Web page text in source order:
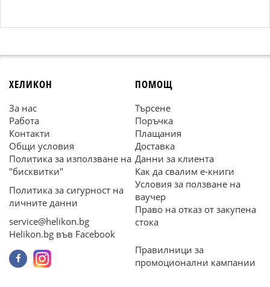
ХЕЛИКОН
За нас
Работа
Контакти
Общи условия
Политика за използване на
"бисквитки"
Политика за сигурност на
личните данни
service@helikon.bg
Helikon.bg във Facebook
ПОМОЩ
Търсене
Поръчка
Плащания
Доставка
Данни за клиента
Как да свалим е-книги
Условия за ползване на
ваучер
Право на отказ от закупена
стока
Правилници за
промоционални кампании